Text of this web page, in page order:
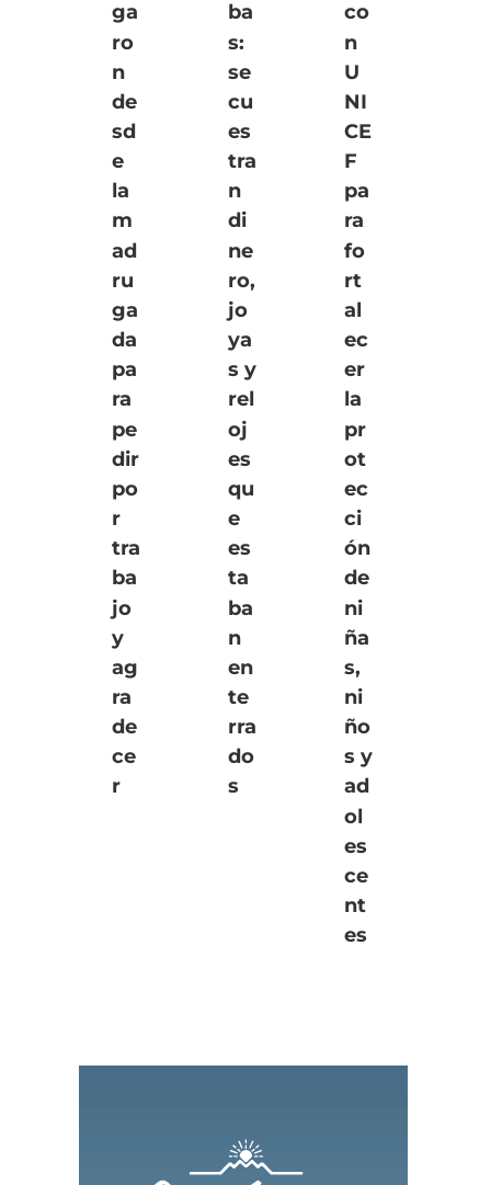
ga
ro
n
de
sd
e
la
m
ad
ru
ga
da
pa
ra
pe
dir
po
r
tra
ba
jo
y
ag
ra
de
ce
r
ba
s:
se
cu
es
tra
n
di
ne
ro,
jo
ya
s y
rel
oj
es
qu
e
es
ta
ba
n
en
te
rra
do
s
co
n
U
NI
CE
F
pa
ra
fo
rt
al
ec
er
la
pr
ot
ec
ci
ón
de
ni
ña
s,
ni
ño
s y
ad
ol
es
ce
nt
es